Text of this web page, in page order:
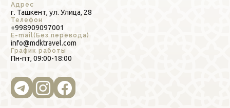
Адрес
г. Ташкент, ул. Улица, 28
Телефон
+998909097001
E-mail(Без перевода)
info@mdktravel.com
График работы
Пн-пт, 09:00-18:00